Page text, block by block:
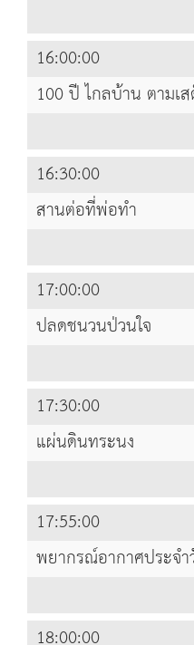
16:00:00
100 ปี ไกลบ้าน ตามเ
16:30:00
สานต่อที่พ่อทำ
17:00:00
ปลดชนวนป่วนใจ
17:30:00
แผ่นดินทระนง
17:55:00
พยากรณ์อากาศประจ